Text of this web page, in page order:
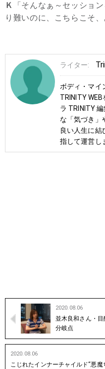
Ｋ
「そんなぁ～セッショ
り難いのに、こちらこそ
ライター:
ボディ・マイ
TRINITY
ラ TRINITY
な「気づき」
良い人生に結
指して運営し
2020.08.06
並木良和さん・
分岐点
2020.08.06
こじれたインナーチャイルド“悪魔